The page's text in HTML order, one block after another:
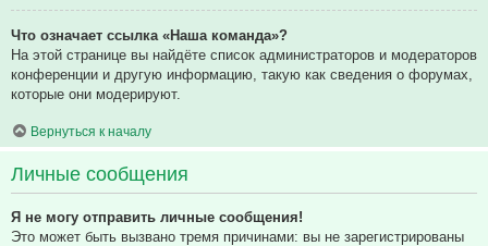
Что означает ссылка «Наша команда»?
На этой странице вы найдёте список администраторов и модераторов
конференции и другую информацию, такую как сведения о форумах,
которые они модерируют.
Вернуться к началу
Личные сообщения
Я не могу отправить личные сообщения!
Это может быть вызвано тремя причинами: вы не зарегистрированы